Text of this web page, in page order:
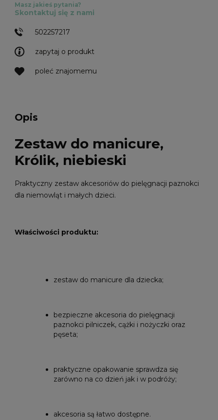
zapytaj o produkt
poleć znajomemu
Masz jakieś pytania?
Skontaktuj się z nami
502257217
Opis
Zestaw do manicure,
Królik, niebieski
Praktyczny zestaw akcesoriów do pielęgnacji paznokci
dla niemowląt i małych dzieci.
Właściwości produktu:
zestaw do manicure dla dziecka;
bezpieczne akcesoria do pielęgnacji
paznokci pilniczek, cążki i nożyczki oraz
pęseta;
praktyczne opakowanie sprawdza się
zarówno na co dzień jak i w podróży;
akcesoria są łatwo dostępne.